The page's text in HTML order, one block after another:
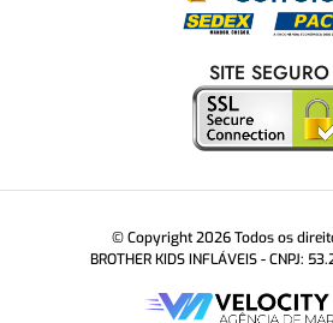
SITE SEGURO
© Copyright 2026 Todos os
BROTHER KIDS INFLÁVEIS - CNPJ: